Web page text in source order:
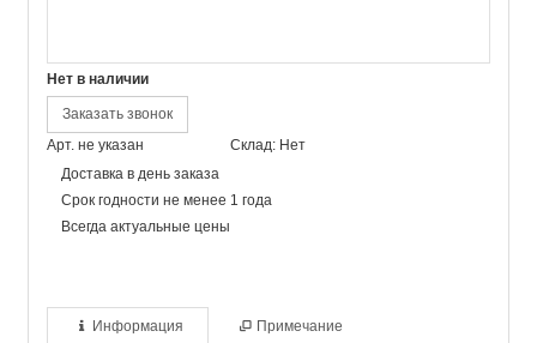
Нет в наличии
Заказать звонок
Арт. не указан
Склад: Нет
Доставка в день заказа
Срок годности не менее 1 года
Всегда актуальные цены
Информация Примечание